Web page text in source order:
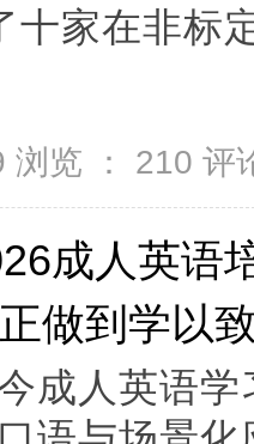
十家在非标
览 ： 210 评
成人英语
做到学以
成人英语